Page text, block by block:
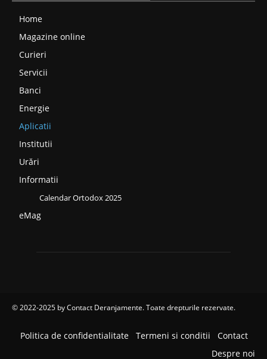
Home
Magazine online
Curieri
Servicii
Banci
Energie
Aplicatii
Institutii
Urări
Informatii
Calendar Ortodox 2025
eMag
© 2022-2025 byContact Deranjamente. Toate drepturile rezervate.
Politica de confidentialitate Termeni si conditii
Contact
Despre noi